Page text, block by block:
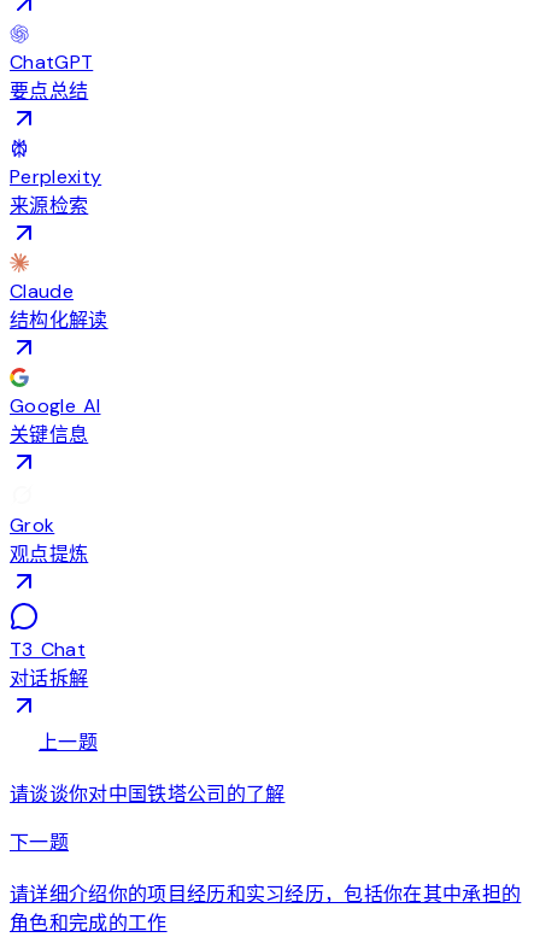
ChatGPT
要点总结
Perplexity
来源检索
Claude
结构化解读
Google AI
关键信息
Grok
观点提炼
T3 Chat
对话拆解
上一题
请谈谈你对中国铁塔公司的了解
下一题arrow_forward
请详细介绍你的项目经历和实习经历，包括你在其中承担的
角色和完成的工作